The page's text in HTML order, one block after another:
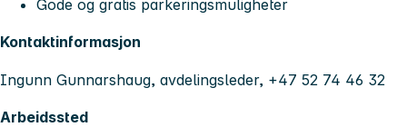
Gode og gratis parkeringsmuligheter
Kontaktinformasjon
Ingunn Gunnarshaug, avdelingsleder, +47 52 74 46 32
Arbeidssted